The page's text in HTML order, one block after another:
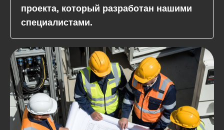
проекта, который разработан нашими
специалистами.​